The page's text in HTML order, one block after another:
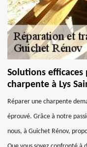
Solutions
charpente à Lys
Réparer une charpente
éprouvé. Grâce à notre
nous, à Guichet Rénov,